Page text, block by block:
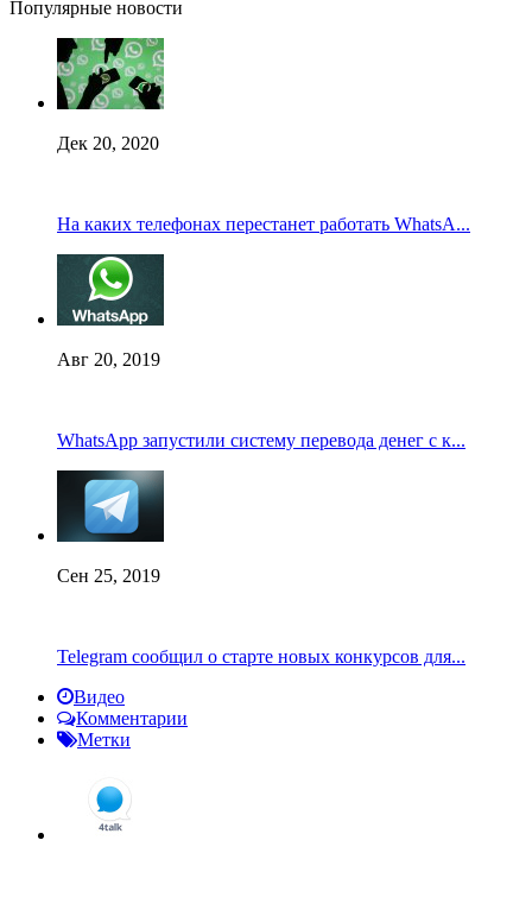
Популярные новости
Дек 20, 2020
На каких телефонах перестанет работать WhatsA...
Авг 20, 2019
WhatsApp запустили систему перевода денег с к...
Сен 25, 2019
Telegram сообщил о старте новых конкурсов для...
Видео
Комментарии
Метки